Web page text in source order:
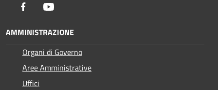
Facebook
AMMINISTRAZIONE
Organi di Governo
Aree Amministrative
Uffici